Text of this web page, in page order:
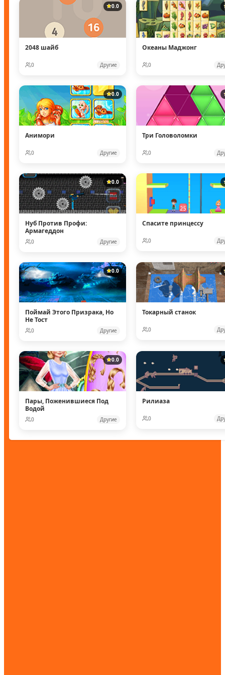
0.0
2048 шайб
0 Другие
Океаны Маджонг
0
0.0
Анимори
0 Другие
Три Головоломки
0
0.0
Нуб Против Профи:
Армагеддон
0 Другие
Спасите принцессу
0
0.0
Поймай Этого Призрака, Но
Не Тост
0 Другие
Токарный станок
0
0.0
Пары, Поженившиеся Под
Водой
0 Другие
Рилиаза
0